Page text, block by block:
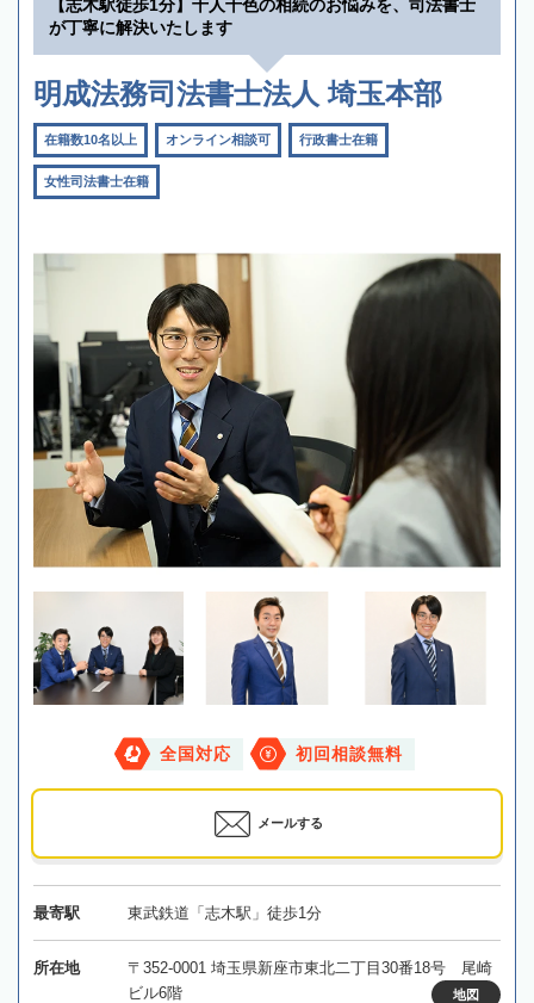
【志木駅徒歩1分】十人十色の相続のお悩みを、司法書士
が丁寧に解決いたします
明成法務司法書士法人 埼玉本部
在籍数10名以上 オンライン相談可 行政書士在籍
女性司法書士在籍
全国対応 初回相談無料
メールする
最寄駅 東武鉄道「志木駅」徒歩1分
所在地
〒352-0001 埼玉県新座市東北二丁目30番18号 尾崎
ビル6階
地図